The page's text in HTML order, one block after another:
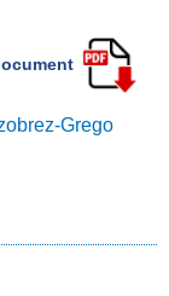
Grego